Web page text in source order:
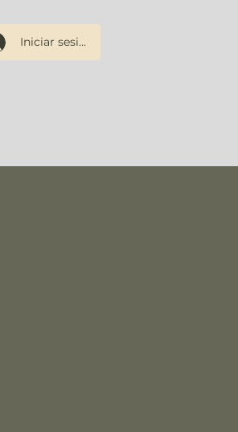
Iniciar sesión